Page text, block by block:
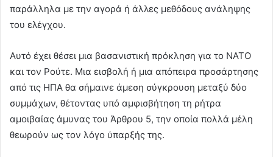
παράλληλα με την αγορά ή άλλες μεθόδους ανάληψης
του ελέγχου.
Αυτό έχει θέσει μια βασανιστική πρόκληση για το ΝΑΤΟ
και τον Ρούτε. Μια εισβολή ή μια απόπειρα προσάρτησης
από τις ΗΠΑ θα σήμαινε άμεση σύγκρουση μεταξύ δύο
συμμάχων, θέτοντας υπό αμφισβήτηση τη ρήτρα
αμοιβαίας άμυνας του Άρθρου 5, την οποία πολλά μέλη
θεωρούν ως τον λόγο ύπαρξής της.